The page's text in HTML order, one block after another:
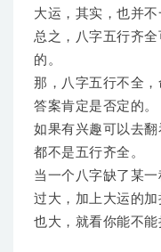
大运，其实，也并不
总之，八字五行齐
的。
那，八字五行不全，
答案肯定是否定的。
如果有兴趣可以去
都不是五行齐全。
当一个八字缺了某
过大，加上大运的
也大，就看你能不能